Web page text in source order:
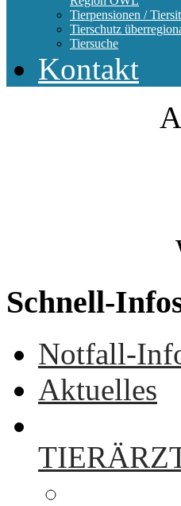
Tierpensionen /
Tierschutz
Tiersuche
Kontakt
Schnell-
Notfall-
Aktuelles